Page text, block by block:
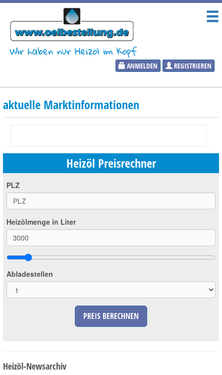
Wir haben nur Heizöl im Kopf
ANMELDEN REGISTRIEREN
Heizölpreise
Aktueller Heizölpreis
Marktinformationen
Wunschpreis Benachrichtigung
Großbestellungen
Service
aktuelle Marktinformationen
Heizöl Preisrechner
PLZ
Heizölmenge in Liter
Abladestellen
PREIS BERECHNEN
Heizöl-Newsarchiv